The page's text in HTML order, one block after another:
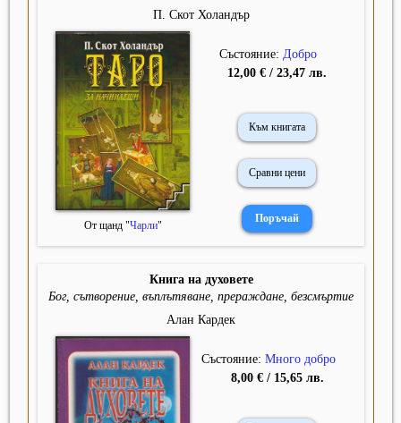
П. Скот Холандър
От щанд "Чарли"
Състояние: Добро
12,00 € / 23,47 лв.
Към книгата
Сравни цени
Книга на духовете
Бог, сътворение, въплътяване, прераждане, безсмъртие
Алан Кардек
Състояние: Много добро
8,00 € / 15,65 лв.